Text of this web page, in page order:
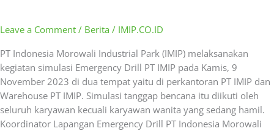
Leave a Comment / Berita / IMIP.CO.ID
PT Indonesia Morowali Industrial Park (IMIP) melaksanakan
kegiatan simulasi Emergency Drill PT IMIP pada Kamis, 9
November 2023 di dua tempat yaitu di perkantoran PT IMIP dan
Warehouse PT IMIP. Simulasi tanggap bencana itu diikuti oleh
seluruh karyawan kecuali karyawan wanita yang sedang hamil.
Koordinator Lapangan Emergency Drill PT Indonesia Morowali